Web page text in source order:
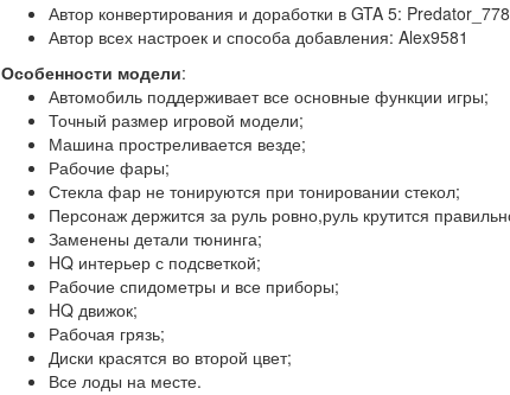
Автор конвертирования и доработки в GTA 5:
Автор всех настроек и способа добавления: Alex9581
Особенности модели:
Автомобиль поддерживает все основные функции игры;
Точный размер игровой модели;
Машина простреливается везде;
Рабочие фары;
Стекла фар не тонируются при тонировании стекол;
Персонаж держится за руль ровно,руль крутится
Заменены детали тюнинга;
HQ интерьер с подсветкой;
Рабочие спидометры и все приборы;
HQ движок;
Рабочая грязь;
Диски красятся во второй цвет;
Все лоды на месте.